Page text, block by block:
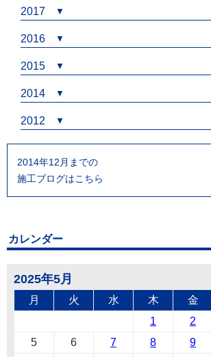
2017
2016
2015
2014
2012
2014年12月までの
施工ブログはこちら
カレンダー
2025年5月
月 火 水 木 金
1 2
5
6 7 8 9